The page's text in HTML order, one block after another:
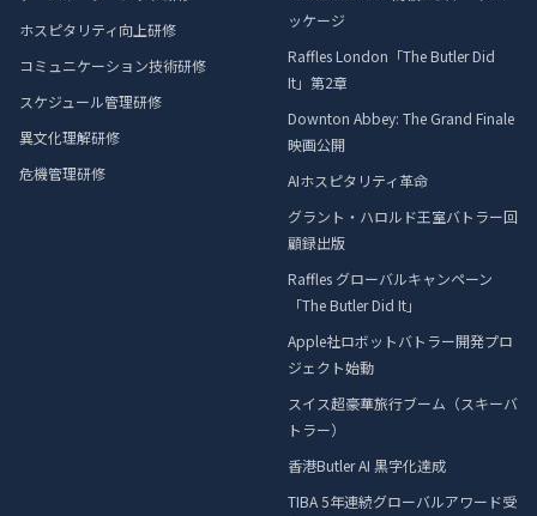
ホスピタリティ向上研修
コミュニケーション技術研修
スケジュール管理研修
異文化理解研修
危機管理研修
ッケージ
Raffles London「The Butler Did
It」第2章
Downton Abbey: The Grand Finale
映画公開
AIホスピタリティ革命
グラント・ハロルド王室バトラー回
顧録出版
Raffles グローバルキャンペーン
「The Butler Did It」
Apple社ロボットバトラー開発プロ
ジェクト始動
スイス超豪華旅行ブーム（スキーバ
トラー）
香港Butler AI 黒字化達成
TIBA 5年連続グローバルアワード受